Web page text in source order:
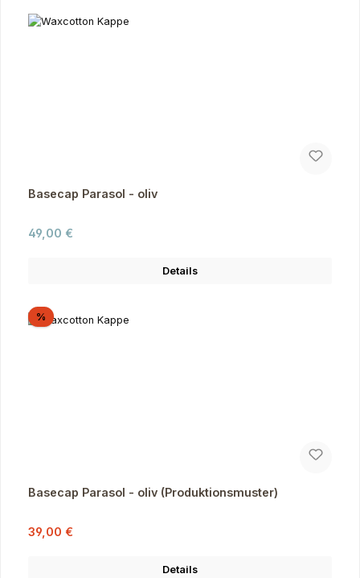
Basecap Parasol - oliv
Regulärer Preis:
49,00 €
Details
%Rabatt
Basecap Parasol - oliv (Produktionsmuster)
Verkaufspreis:
39,00 €
Details